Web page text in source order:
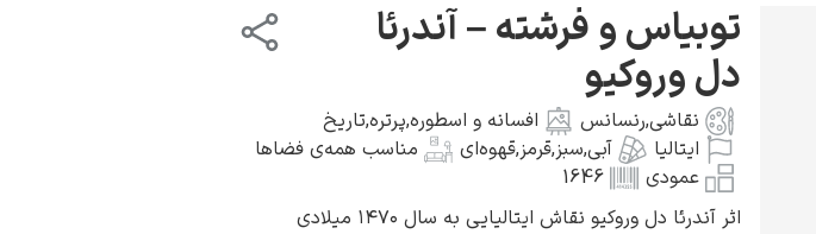
توبیاس و فرشته – آندرئا
دل وروکیو
نقاشی,رنسانس افسانه و اسطوره,پرتره,تاریخ
ایتالیا
آبی,سبز,قرمز,قهوه‌ای
مناسب همه‌ی فضاها
عمودی
1646
اثر آندرئا دل وروکیو نقاش ایتالیایی به سال ۱۴۷۰ میلادی